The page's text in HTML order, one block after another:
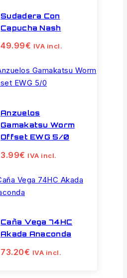
Sudadera Con
Capucha Nash
49.99€ IVA incl.
Anzuelos
Gamakatsu Worm
Offset EWG 5/0
3.99€ IVA incl.
Caña Vega 74HC
Akada Anaconda
73.20€ IVA incl.